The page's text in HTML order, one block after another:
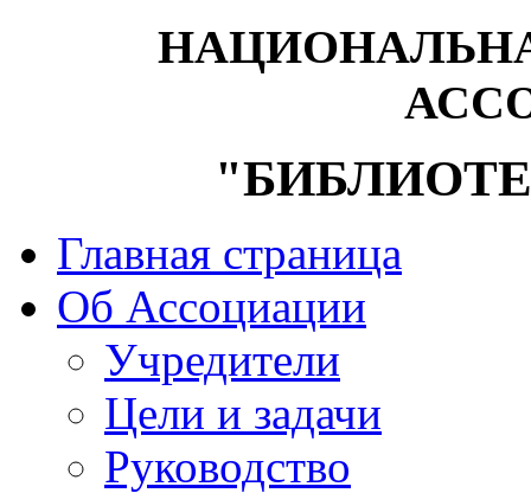
Главная страница
Об Ассоциации
Учредители
Цели и задачи
Руководство